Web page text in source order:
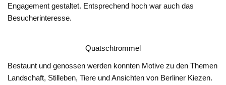
Engagement gestaltet. Entsprechend hoch war auch das
Besucherinteresse.
Quatschtrommel
Bestaunt und genossen werden konnten Motive zu den Themen
Landschaft, Stilleben, Tiere und Ansichten von Berliner Kiezen.